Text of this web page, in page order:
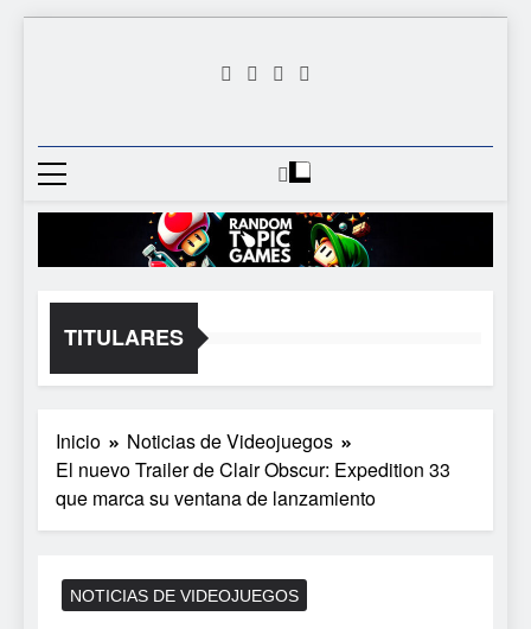
Random
Games
Videojuego Favorito
TITULARES
Inicio
Noticias de Videojuegos
El nuevo Trailer de Clair Obscur: Expedition 33
que marca su ventana de lanzamiento
NOTICIAS DE VIDEOJUEGOS